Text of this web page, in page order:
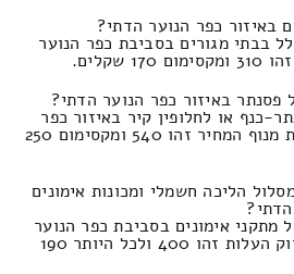
באיזור כפר הנוער הדתי?
בבתי מגורים בסביבת כפר הנוער
באיזור כפר הנוער הדתי?
כנף או לחלופין קיר באיזור כפר
הנוער הדתי בעזרת השכרת מנוף המחיר זהו 540 ומקסימום 250
הליכה חשמלי ומכונות אימונים
מתקני אימונים בסביבת כפר הנוער
הדתי בהוספת הרכבה ופירוק העלות זהו 400 ולכל היותר 190